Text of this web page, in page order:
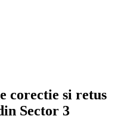
corectie si retus
Sector 3